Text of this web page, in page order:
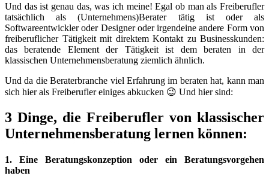
Und das ist genau das, was ich meine! Egal ob man als Freiberufler
tatsächlich als (Unternehmens)Berater tätig ist oder als
Softwareentwickler oder Designer oder irgendeine andere Form von
freiberuflicher Tätigkeit mit direktem Kontakt zu Businesskunden:
das beratende Element der Tätigkeit ist dem beraten in der
klassischen Unternehmensberatung ziemlich ähnlich.
Und da die Beraterbranche viel Erfahrung im beraten hat, kann man
sich hier als Freiberufler einiges abkucken 😉 Und hier sind:
3 Dinge, die Freiberufler von klassischer
Unternehmensberatung lernen können:
1. Eine Beratungskonzeption oder ein Beratungsvorgehen
haben